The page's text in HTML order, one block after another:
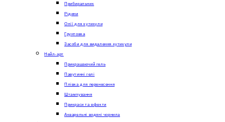
Прибиральник
Рідини
Олії для кутикули
Грунтовка
Засоби для видалення кутикули
Нейл-арт
Прикрашаючий гель
Павутинні гелі
Плівка для перенесення
Штампування
Прикраси та ефекти
Акварельні водяні чорнила